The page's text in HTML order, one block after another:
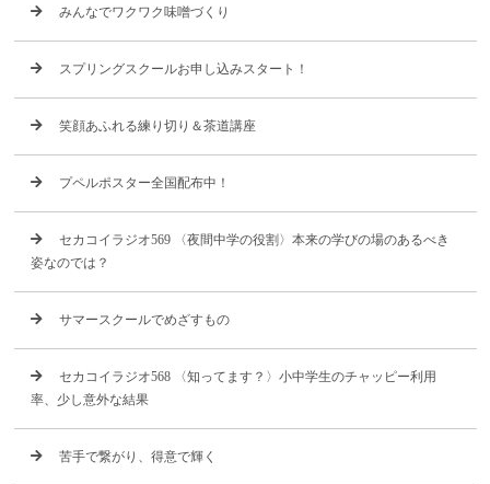
みんなでワクワク味噌づくり
スプリングスクールお申し込みスタート！
笑顔あふれる練り切り＆茶道講座
プペルポスター全国配布中！
セカコイラジオ569 〈夜間中学の役割〉本来の学びの場のあるべき
姿なのでは？
サマースクールでめざすもの
セカコイラジオ568 〈知ってます？〉小中学生のチャッピー利用
率、少し意外な結果
苦手で繋がり、得意で輝く